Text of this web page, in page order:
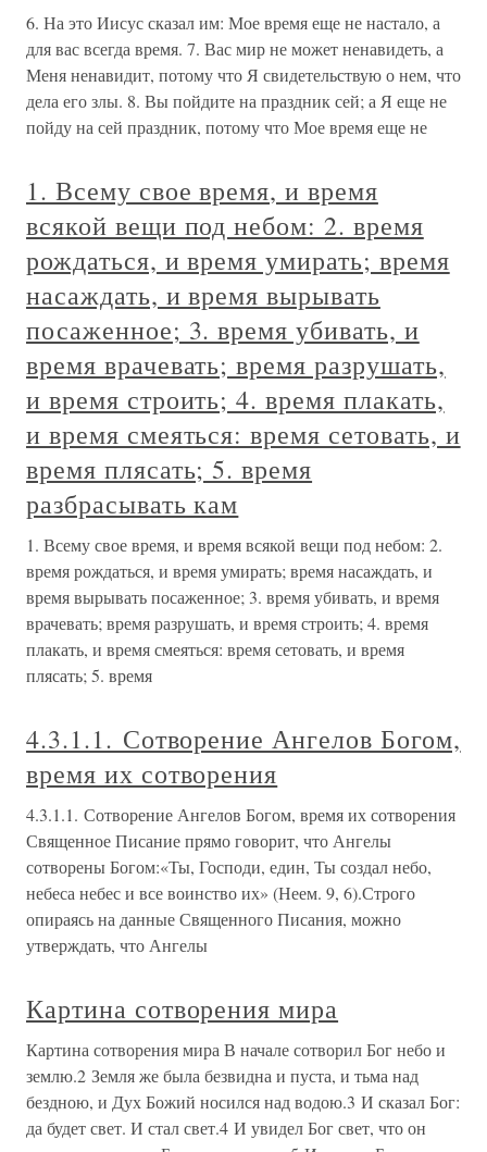
6. На это Иисус сказал им: Мое время еще не настало, а
для вас всегда время. 7. Вас мир не может ненавидеть, а
Меня ненавидит, потому что Я свидетельствую о нем, что
дела его злы. 8. Вы пойдите на праздник сей; а Я еще не
пойду на сей праздник, потому что Мое время еще не
1. Всему свое время, и время
всякой вещи под небом: 2. время
рождаться, и время умирать; время
насаждать, и время вырывать
посаженное; 3. время убивать, и
время врачевать; время разрушать,
и время строить; 4. время плакать,
и время смеяться: время сетовать, и
время плясать; 5. время
разбрасывать кам
1. Всему свое время, и время всякой вещи под небом: 2.
время рождаться, и время умирать; время насаждать, и
время вырывать посаженное; 3. время убивать, и время
врачевать; время разрушать, и время строить; 4. время
плакать, и время смеяться: время сетовать, и время
плясать; 5. время
4.3.1.1. Сотворение Ангелов Богом,
время их сотворения
4.3.1.1. Сотворение Ангелов Богом, время их сотворения
Священное Писание прямо говорит, что Ангелы
сотворены Богом:«Ты, Господи, един, Ты создал небо,
небеса небес и все воинство их» (Неем. 9, 6).Строго
опираясь на данные Священного Писания, можно
утверждать, что Ангелы
Картина сотворения мира
Картина сотворения мира В начале сотворил Бог небо и
землю.2 Земля же была безвидна и пуста, и тьма над
бездною, и Дух Божий носился над водою.3 И сказал Бог:
да будет свет. И стал свет.4 И увидел Бог свет, что он